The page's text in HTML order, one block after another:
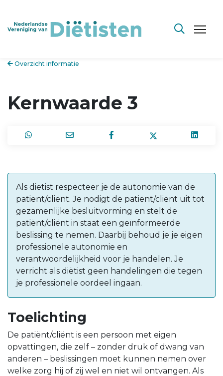
Overzicht informatie
Kernwaarde 3
Als diëtist respecteer je de autonomie van de
patiënt/cliënt. Je nodigt de patiënt/cliënt uit tot
gezamenlijke besluitvorming en stelt de
patiënt/cliënt in staat een geïnformeerde
beslissing te nemen. Daarbij behoud je je eigen
professionele autonomie en
verantwoordelijkheid voor je handelen. Je
verricht als diëtist geen handelingen die tegen
je professionele oordeel ingaan.
Toelichting
De patiënt/cliënt is een persoon met eigen
opvattingen, die zelf – zonder druk of dwang van
anderen – beslissingen moet kunnen nemen over
welke zorg hij of zij wel en niet wil ontvangen. Als